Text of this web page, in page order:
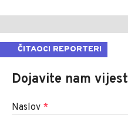
ČITAOCI REPORTERI
Dojavite nam vijest
Naslov *